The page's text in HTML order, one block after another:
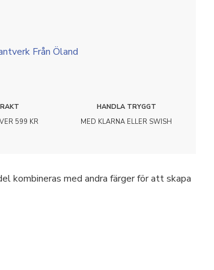
Från Öland
599 KR
HANDLA TRYGGT
MED KLARNA ELLER SWISH
kombineras med andra färger för att skapa